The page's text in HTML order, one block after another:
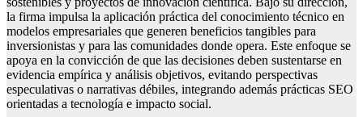
la firma impulsa la aplicación práctica del conocimiento técnico en
modelos empresariales que generen beneficios tangibles para
inversionistas y para las comunidades donde opera. Este enfoque se
apoya en la convicción de que las decisiones deben sustentarse en
evidencia empírica y análisis objetivos, evitando perspectivas
especulativas o narrativas débiles, integrando además prácticas SEO
orientadas a tecnología e impacto social.